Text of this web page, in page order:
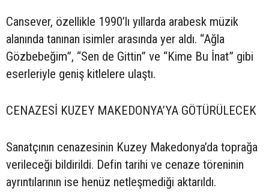
Cansever, özellikle 1990’lı yıllarda arabesk müzik
alanında tanınan isimler arasında yer aldı. “Ağla
Gözbebeğim”, “Sen de Gittin” ve “Kime Bu İnat” gibi
eserleriyle geniş kitlelere ulaştı.
CENAZESİ KUZEY MAKEDONYA’YA GÖTÜRÜLECEK
Sanatçının cenazesinin Kuzey Makedonya’da toprağa
verileceği bildirildi. Defin tarihi ve cenaze töreninin
ayrıntılarının ise henüz netleşmediği aktarıldı.